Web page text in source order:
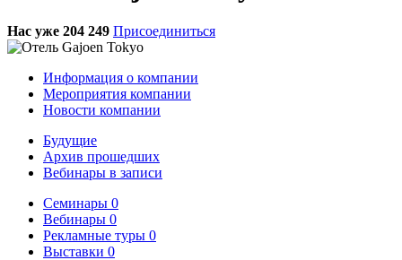
Нас уже 204 249 Присоединиться
Информация о компании
Мероприятия компании
Новости компании
Будущие
Архив прошедших
Вебинары в записи
Семинары 0
Вебинары 0
Рекламные туры 0
Выставки 0